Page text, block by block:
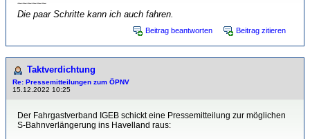
~~~~~~
Die paar Schritte kann ich auch fahren.
Beitrag beantworten Beitrag zitieren
Taktverdichtung
Re: Pressemitteilungen zum ÖPNV
15.12.2022 10:25
Der Fahrgastverband IGEB schickt eine Pressemitteilung zur möglichen
S-Bahnverlängerung ins Havelland raus: